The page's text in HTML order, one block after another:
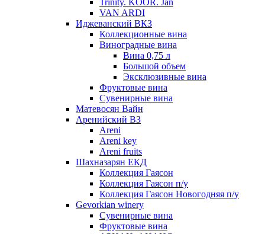
Trinity. KOOR. Jan
VAN ARDI
Иджеванский ВКЗ
Коллекционные вина
Виноградные вина
Вина 0,75 л
Большой объем
Эксклюзивные вина
Фруктовые вина
Cувенирные вина
Матевосян Вайн
Аренийский ВЗ
Areni
Areni key
Areni fruits
Шахназарян ЕКД
Коллекция Гаясон
Коллекция Гаясон п/у
Коллекция Гаясон Новогодняя п/у
Gevorkian winery
Сувенирные вина
Фруктовые вина